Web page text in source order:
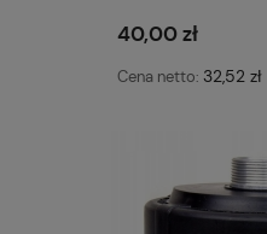
40,00 zł
Cena netto: 32,52 zł